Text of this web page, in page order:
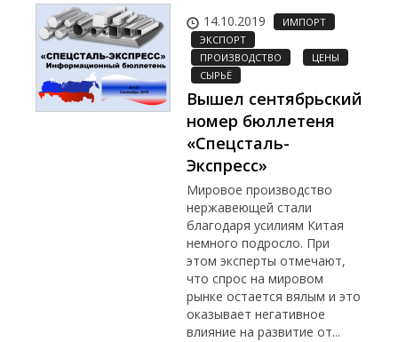
14.10.2019
ИМПОРТ
ЭКСПОРТ
ПРОИЗВОДСТВО
ЦЕНЫ
СЫРЬЁ
Вышел сентябрьский
номер бюллетеня
«Спецсталь-
Экспресс»
Мировое производство
нержавеющей стали
благодаря усилиям Китая
немного подросло. При
этом эксперты отмечают,
что спрос на мировом
рынке остается вялым и это
оказывает негативное
влияние на развитие от...